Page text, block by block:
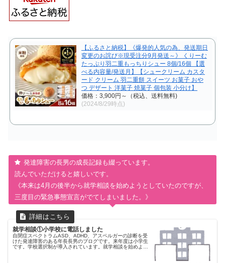
【ふるさと納税】《爆発的人気の為、発送期日
変更のお詫び※現受注分9月発送～》 くりーむ
たっぷり羽二重もっちりシュー 8個/16個 【選
べる内容量/発送月】【シュークリーム カスタ
ード クリーム 羽二重餅 スイーツ お菓子 おや
つ デザート 洋菓子 焼菓子 個包装 小分け】
価格：3,900円～（税込、送料無料)
(2024/8/29時点)
発達障害の長男の成長記録も綴っています。
読んでいただけると嬉しいです。
《本来は4月の後半から就学相談を始めようとしていたのですが、
三度目の緊急事態宣言がでてしまいました。》
就学相談①小学校に電話しました
自閉症スペクトラムASD、ADHD、アスペルガーの診断を受
けた発達障害のある年長長男のブログです。来年度は小学生
です。学校選択制が導入されています。就学相談を始めよう